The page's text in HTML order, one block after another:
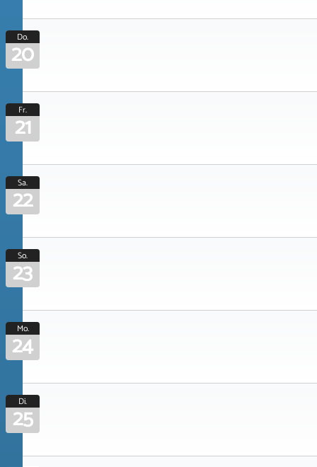
Do.
20
Fr.
21
Sa.
22
So.
23
Mo.
24
Di.
25